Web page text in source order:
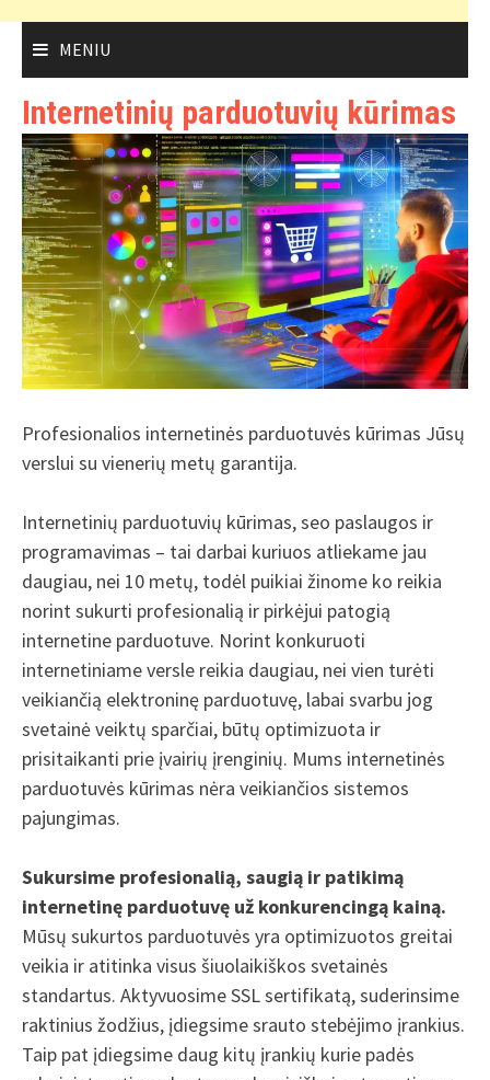
MENIU
Internetinių parduotuvių kūrimas
Profesionalios internetinės parduotuvės kūrimas Jūsų
verslui su vienerių metų garantija.
Internetinių parduotuvių kūrimas, seo paslaugos ir
programavimas – tai darbai kuriuos atliekame jau
daugiau, nei 10 metų, todėl puikiai žinome ko reikia
norint sukurti profesionalią ir pirkėjui patogią
internetine parduotuve. Norint konkuruoti
internetiniame versle reikia daugiau, nei vien turėti
veikiančią elektroninę parduotuvę, labai svarbu jog
svetainė veiktų sparčiai, būtų optimizuota ir
prisitaikanti prie įvairių įrenginių. Mums internetinės
parduotuvės kūrimas nėra veikiančios sistemos
pajungimas.
Sukursime profesionalią, saugią ir patikimą
internetinę parduotuvę už konkurencingą kainą.
Mūsų sukurtos parduotuvės yra optimizuotos greitai
veikia ir atitinka visus šiuolaikiškos svetainės
standartus. Aktyvuosime SSL sertifikatą, suderinsime
raktinius žodžius, įdiegsime srauto stebėjimo įrankius.
Taip pat įdiegsime daug kitų įrankių kurie padės